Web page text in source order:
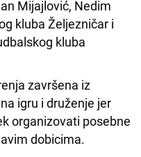
Mijajlović, Nedim
kluba Željezničar i
kluba
završena iz
igru i druženje jer
organizovati posebne
dobicima.